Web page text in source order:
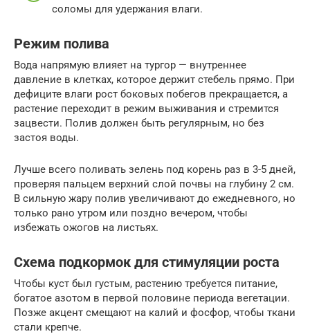
соломы для удержания влаги.
Режим полива
Вода напрямую влияет на тургор — внутреннее
давление в клетках, которое держит стебель прямо. При
дефиците влаги рост боковых побегов прекращается, а
растение переходит в режим выживания и стремится
зацвести. Полив должен быть регулярным, но без
застоя воды.
Лучше всего поливать зелень под корень раз в 3-5 дней,
проверяя пальцем верхний слой почвы на глубину 2 см.
В сильную жару полив увеличивают до ежедневного, но
только рано утром или поздно вечером, чтобы
избежать ожогов на листьях.
Схема подкормок для стимуляции роста
Чтобы куст был густым, растению требуется питание,
богатое азотом в первой половине периода вегетации.
Позже акцент смещают на калий и фосфор, чтобы ткани
стали крепче.